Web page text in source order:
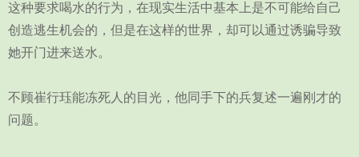
这种要求喝水的行为，在现实生活中基本上是不可能给自己
创造逃生机会的，但是在这样的世界，却可以通过诱骗导致
她开门进来送水。
不顾崔行珏能冻死人的目光，他同手下的兵复述一遍刚才的
问题。